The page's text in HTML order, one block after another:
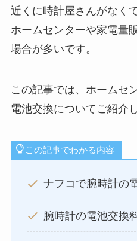
近くに時計屋さんがなく
ホームセンターや家電量
場合が多いです。
この記事では、ホームセ
電池交換についてご紹介
この記事でわかる内容
ナフコで腕時計の
腕時計の電池交換